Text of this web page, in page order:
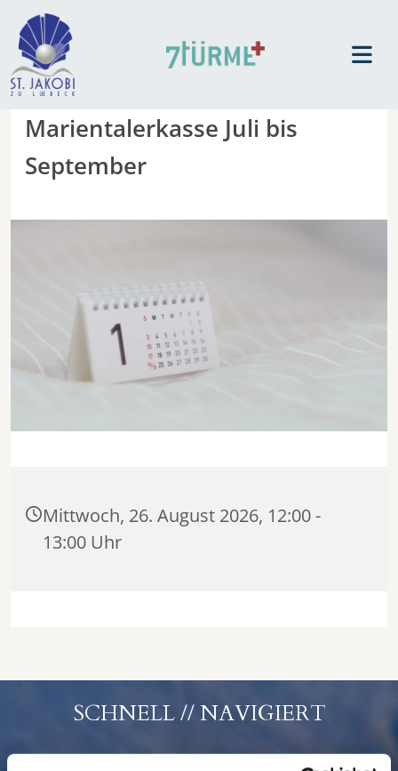
Marientalerkasse Juli bis
September
Mittwoch, 26. August 2026, 12:00 -
13:00 Uhr
SCHNELL // NAVIGIERT